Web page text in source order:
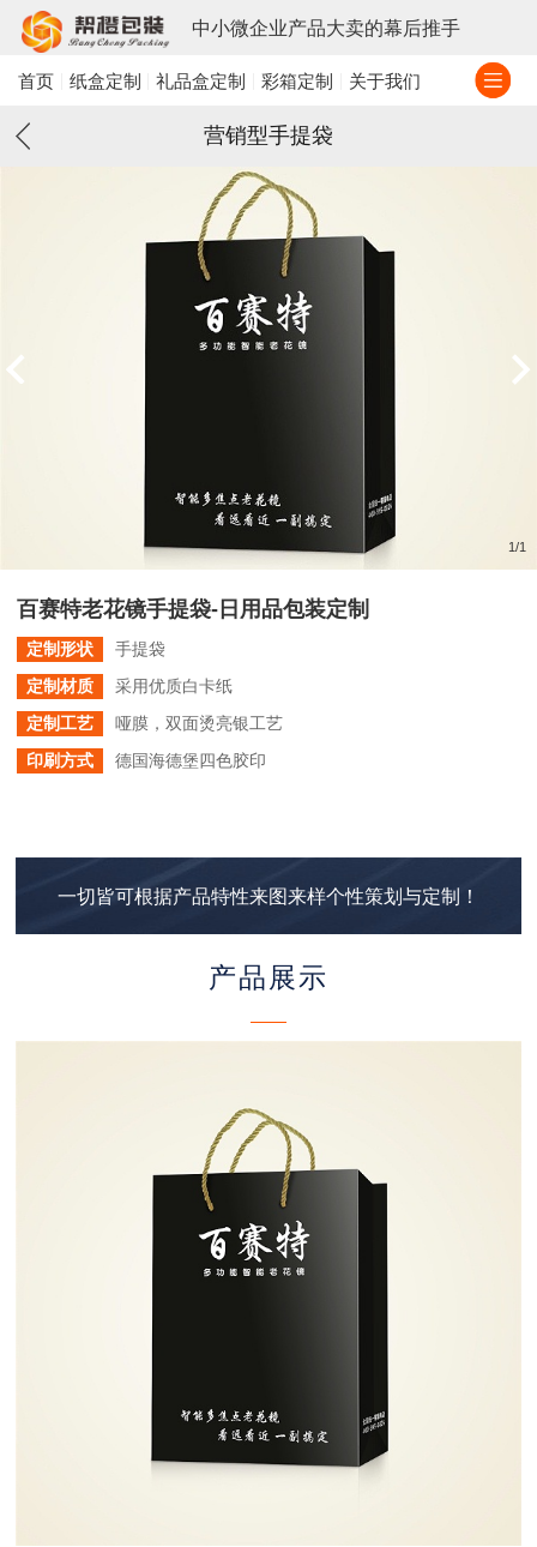
中小微企业产品大卖的幕后推手
首页 纸盒定制 礼品盒定制 彩箱定制 关于我们
营销型手提袋
1/1
百赛特老花镜手提袋-日用品包装定制
定制形状
手提袋
定制材质
采用优质白卡纸
定制工艺
哑膜，双面烫亮银工艺
印刷方式
德国海德堡四色胶印
一切皆可根据产品特性来图来样个性策划与定制！
产品展示